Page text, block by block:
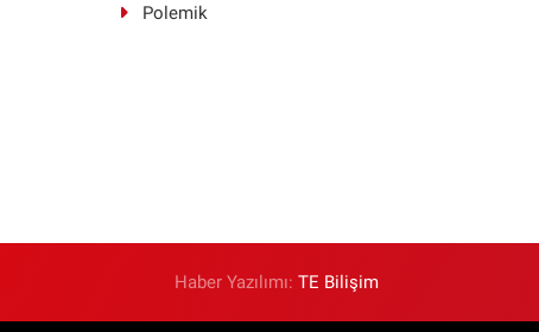
Polemik
Haber Yazılımı:TE Bilişim